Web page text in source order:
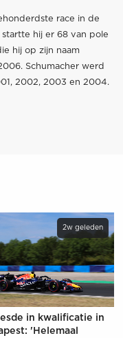
race in de
startte hij er 68 van pole
hij op zijn naam
Schumacher werd
2002, 2003 en 2004.
2w geleden
in kwalificatie in
'Helemaal